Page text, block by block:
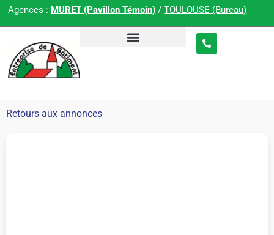
Agences : MURET (Pavillon Témoin) /TOULOUSE (Bureau)
Retours aux annonces